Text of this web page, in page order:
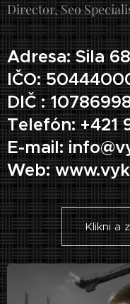
Director, Seo
Adresa: Sila
IČO:
DIČ :
Telefón: +421
E-mail:
Web:
Klikni a